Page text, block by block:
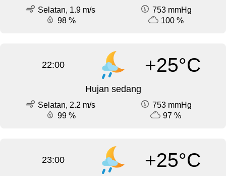
Selatan, 1.9 m/s
753 mmHg
98 %
100 %
22:00 +25°C
Hujan sedang
Selatan, 2.2 m/s
753 mmHg
99 %
97 %
23:00 +25°C